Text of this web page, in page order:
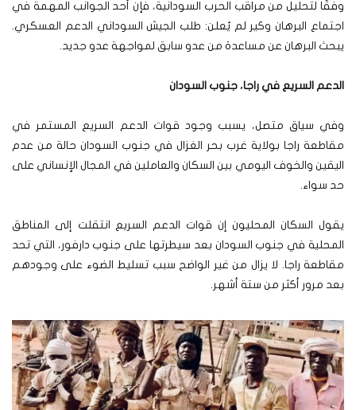
وفقًا لتحليل من مراقب الحرب السودانية، فإن أحد الجوانب المهمة في
اجتماع البرهان وكير لم يُعلن: طلب الجيش السوداني الدعم العسكري.
يبحث البرهان عن مساعدة من عدو سابق لمواجهة عدو جديد.
الدعم السريع في راجا، جنوب السودان
وفي سياق متصل، يسبب وجود قوات الدعم السريع المستمر في
مقاطعة راجا بولاية غرب بحر الغزال في جنوب السودان حالة من عدم
اليقين والخوف اليومي بين السكان والعاملين في المجال الإنساني على
حد سواء.
يقول السكان المحليون إن قوات الدعم السريع انتقلت إلى المناطق
المحلية في جنوب السودان بعد سيطرتها على جنوب دارفور، التي تحد
مقاطعة راجا. لا يزال من غير الواضح سبب تسليط الضوء على وجودهم
بعد مرور أكثر من ستة أشهر.